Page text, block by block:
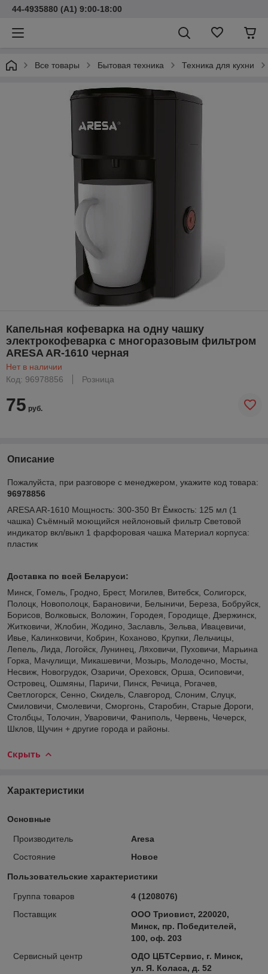
44-4935880 (A1) 9:00-18:00
Все товары Бытовая техника Техника для кухни
Капельная кофеварка на одну чашку
электрокофеварка с многоразовым фильтром
ARESA AR-1610 черная
Нет в наличии
Код: 96978856
Розница
75 руб.
Описание
Пожалуйста, при разговоре с менеджером, укажите код товара:
96978856
ARESA AR-1610 Мощность: 300-350 Вт Ёмкость: 125 мл (1
чашка) Cъёмный моющийся нейлоновый фильтр Световой
индикатор вкл/выкл 1 фарфоровая чашка Mатериал корпуса:
пластик
Доставка по всей Беларуси:
Минск, Гомель, Гродно, Брест, Могилев, Витебск, Солигорск,
Полоцк, Новополоцк, Барановичи, Белыничи, Береза, Бобруйск,
Борисов, Волковыск, Воложин, Городея, Городище, Дзержинск,
Житковичи, Жлобин, Жодино, Заславль, Зельва, Ивацевичи,
Ивье, Калинковичи, Кобрин, Коханово, Крупки, Лельчицы,
Лепель, Лида, Логойск, Лунинец, Ляховичи, Пуховичи, Марьина
Горка, Мачулищи, Микашевичи, Мозырь, Молодечно, Мосты,
Несвиж, Новогрудок, Озаричи, Ореховск, Орша, Осиповичи,
Островец, Ошмяны, Паричи, Пинск, Речица, Рогачев,
Светлогорск, Сенно, Скидель, Славгород, Слоним, Слуцк,
Смиловичи, Смолевичи, Сморгонь, Старобин, Старые Дороги,
Столбцы, Толочин, Уваровичи, Фаниполь, Червень, Чечерск,
Шклов, Щучин + другие города и районы.
Скрыть
Характеристики
Основные
Производитель
Aresa
Состояние
Новое
Пользовательские характеристики
Группа товаров
4 (1208076)
Поставщик
ООО Триовист, 220020,
Минск, пр. Победителей,
100, оф. 203
Сервисный центр
ОДО ЦБТСервис, г. Минск,
ул. Я. Коласа, д. 52